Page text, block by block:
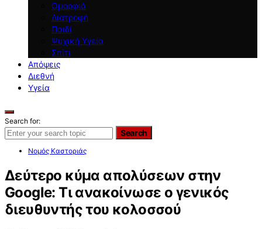
Ομορφιά
Διατροφή
Παιδί
Ψυχική Υγεία
Σπίτι
Απόψεις
Διεθνή
Υγεία
Search for:
Search
Νομός Καστοριάς
Δεύτερο κύμα απολύσεων στην
Google: Τι ανακοίνωσε ο γενικός
διευθυντής του κολοσσού